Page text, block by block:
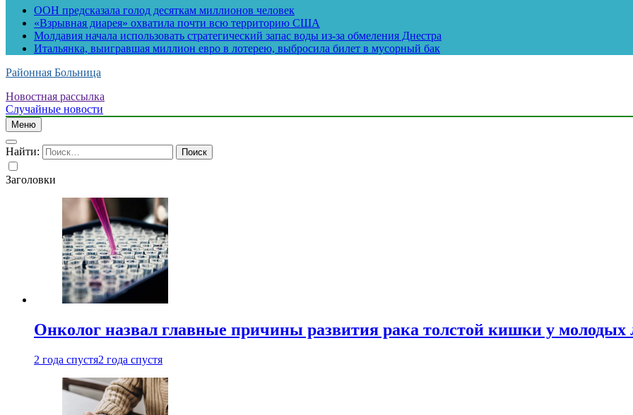
ООН предсказала голод десяткам миллионов человек
«Взрывная диарея» охватила почти всю территорию США
Молдавия начала использовать стратегический запас воды из-за обмеления Днестра
Итальянка, выигравшая миллион евро в лотерею, выбросила билет в мусорный бак
Районная Больница
Новостная рассылка
Случайные новости
Меню
Найти:
Заголовки
Онколог назвал главные причины развития рака толстой кишки у молодых
2 года спустя2 года спустя